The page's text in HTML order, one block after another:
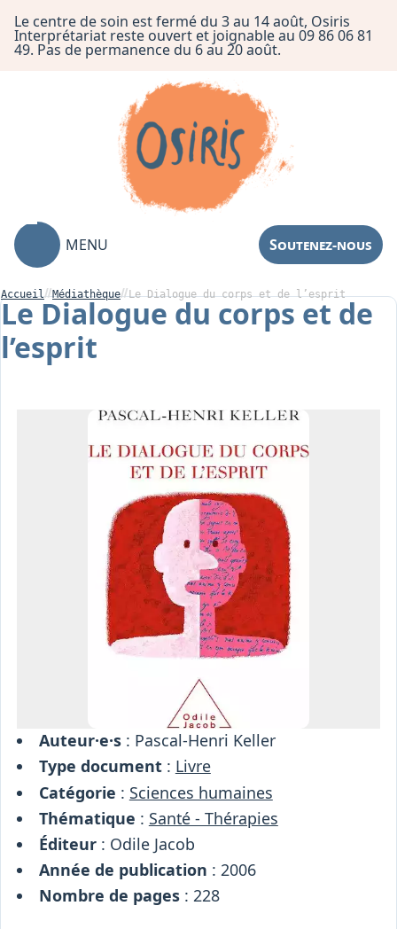
Le centre de soin est fermé du 3 au 14 août, Osiris
Interprétariat reste ouvert et joignable au 09 86 06 81
49. Pas de permanence du 6 au 20 août.
MENU Soutenez-nous
Association
Accueil Médiathèque Le Dialogue du corps et de l’esprit
Le Dialogue du corps et de
l’esprit
Auteur·e·s: Pascal-Henri Keller
Type document: Livre
Catégorie : Sciences humaines
Thématique : Santé - Thérapies
Éditeur: Odile Jacob
Année de publication : 2006
Nombre de pages: 228